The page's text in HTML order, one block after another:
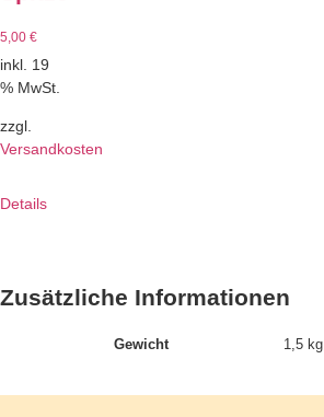
5,00 €
inkl. 19
% MwSt.
zzgl.
Versandkosten
Details
Zusätzliche Informationen
Gewicht 1,5 kg